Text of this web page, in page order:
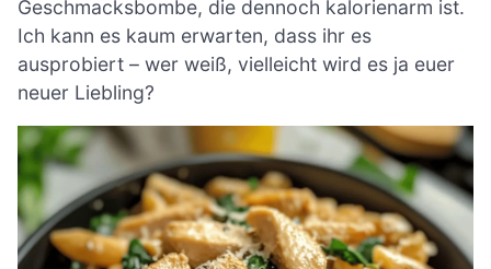
Geschmacksbombe, die dennoch kalorienarm ist.
Ich kann es kaum erwarten, dass ihr es
ausprobiert – wer weiß, vielleicht wird es ja euer
neuer Liebling?